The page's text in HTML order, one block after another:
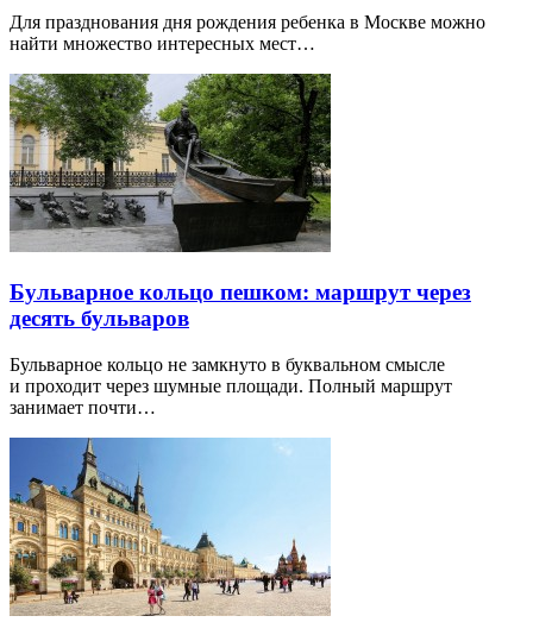
Для празднования дня рождения ребенка в Москве можно
найти множество интересных мест…
Бульварное кольцо пешком: маршрут через
десять бульваров
Бульварное кольцо не замкнуто в буквальном смысле
и проходит через шумные площади. Полный маршрут
занимает почти…